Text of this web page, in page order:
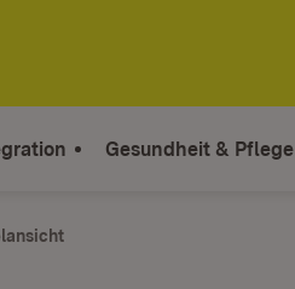
Gesundheit & Pflege